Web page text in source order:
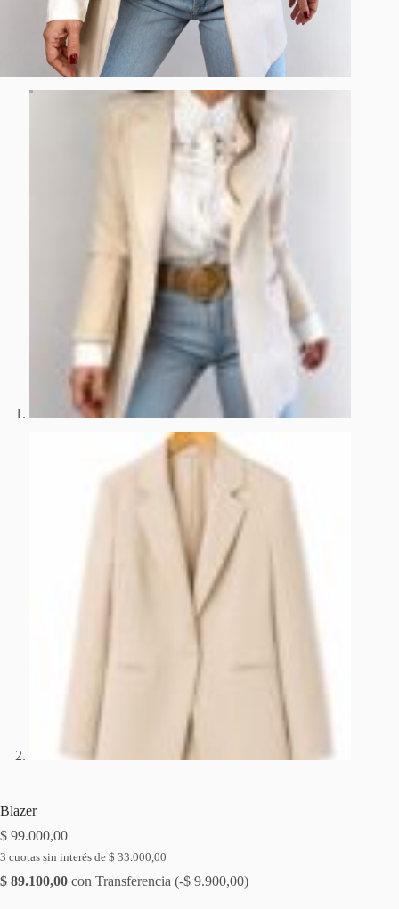
Blazer
$ 99.000,00
3 cuotas sin interés de $ 33.000,00
$ 89.100,00 con Transferencia (-$ 9.900,00)